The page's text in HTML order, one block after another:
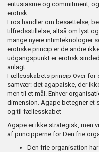
entusiasme og commitment,
erotisk.
Eros handler om besættelse,
tilfredsstillelse, altså om lyst
mange nyere intimteknologier
erotiske princip er de andre
udgangspunkt er erotisk
anlagt.
Fællesskabets princip Over for
samvær: det agapaiske, der
men til et mål. Enhver
dimension. Agape betegner et
og til fællesskabet
Agape er ikke strategisk, men
af principperne for Den frie
Den frie organisation